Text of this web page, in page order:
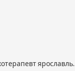
ярославль.